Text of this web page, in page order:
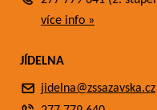
více info »
JÍDELNA
jidelna@zssazavska.cz